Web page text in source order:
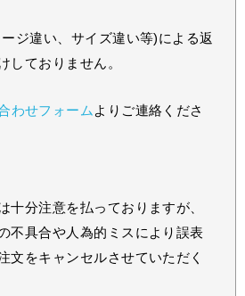
ジ違い、サイズ違い等)による返
しておりません。
わせフォーム よりご連絡くださ
十分注意を払っておりますが、
不具合や人為的ミスにより誤表
文をキャンセルさせていただく